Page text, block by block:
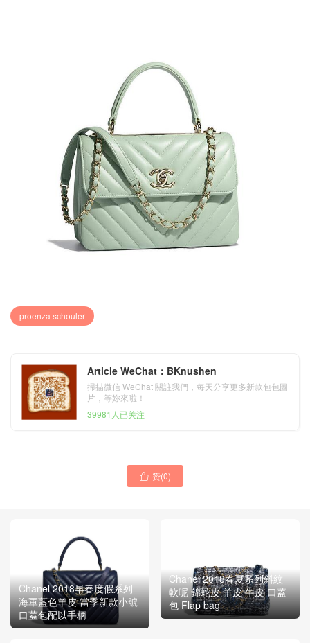
proenza schouler
Article WeChat：BKnushen
掃描微信 WeChat 關註我們，每天分享更多新款包包圖
片，等妳來啦！
39981人已关注
 赞(0)
Chanel 2018早春度假系列
海軍藍色羊皮 當季新款小號
口蓋包配以手柄
Chanel 2018春夏系列斜紋
軟呢 錦蛇皮 羊皮 牛皮 口蓋
包 Flap bag